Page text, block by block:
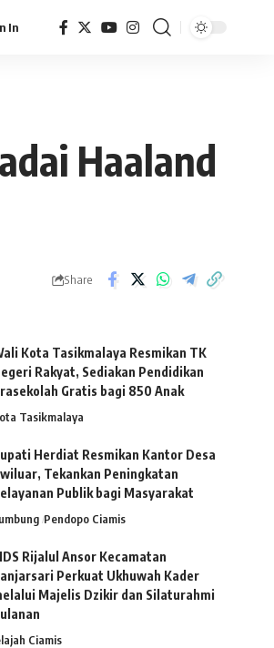
In
Haaland
Share
Kota Tasikmalaya Resmikan TK
Rakyat, Sediakan Pendidikan
Gratis bagi 850 Anak
Tasikmalaya
Herdiat Resmikan Kantor Desa
Tekankan Peningkatan
Publik bagi Masyarakat
Pendopo Ciamis
Rijalul Ansor Kecamatan
Perkuat Ukhuwah Kader
Majelis Dzikir dan Silaturahmi
Ciamis